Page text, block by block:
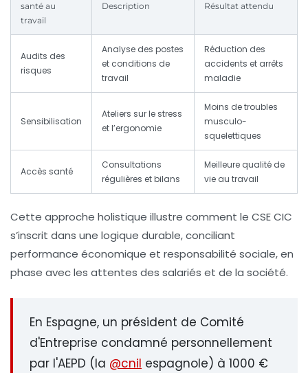
santé au
travail
Description Résultat attendu
Audits des
risques
Analyse des postes
et conditions de
travail
Réduction des
accidents et arrêts
maladie
Sensibilisation
Ateliers sur le stress
et l’ergonomie
Moins de troubles
musculo-
squelettiques
Accès santé
Consultations
régulières et bilans
Meilleure qualité de
vie au travail
Cette approche holistique illustre comment le CSE CIC
s’inscrit dans une logique durable, conciliant
performance économique et responsabilité sociale, en
phase avec les attentes des salariés et de la société.
En Espagne, un président de Comité
d'Entreprise condamné personnellement
par l'AEPD (la @cnil espagnole) à 1000 €